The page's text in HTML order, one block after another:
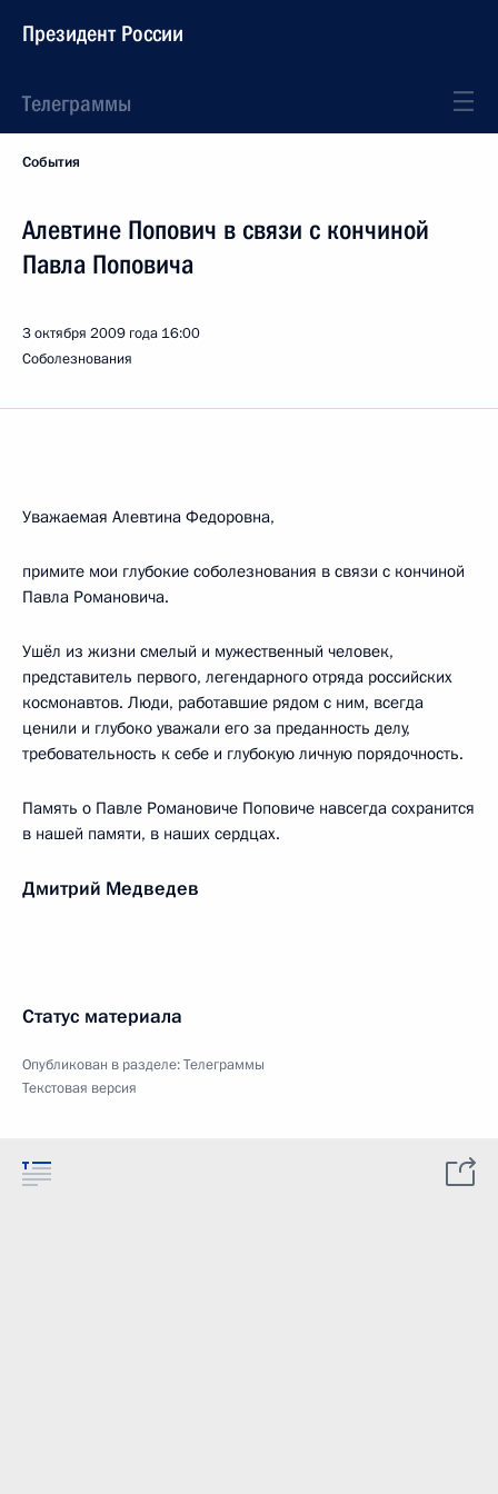
Президент России
Телеграммы
События
Алевтине Попович в связи с кончиной
Павла Поповича
3 октября 2009 года 16:00
Соболезнования
Уважаемая Алевтина Федоровна,
примите мои глубокие соболезнования в связи с кончиной
Павла Романовича.
Ушёл из жизни смелый и мужественный человек,
представитель первого, легендарного отряда российских
космонавтов. Люди, работавшие рядом с ним, всегда
ценили и глубоко уважали его за преданность делу,
требовательность к себе и глубокую личную порядочность.
Память о Павле Романовиче Поповиче навсегда сохранится
в нашей памяти, в наших сердцах.
Дмитрий Медведев
Статус материала
Опубликован в разделе:Телеграммы
Текстовая версия